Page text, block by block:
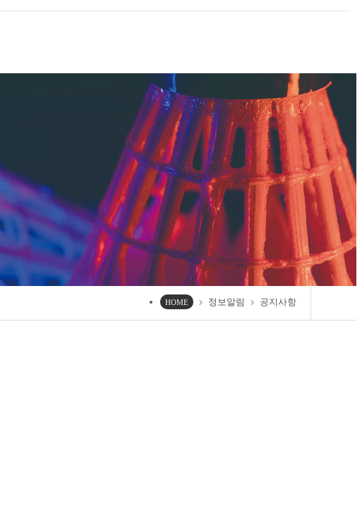
HOME chevron_right 정보알림 chevron_right 공지사항